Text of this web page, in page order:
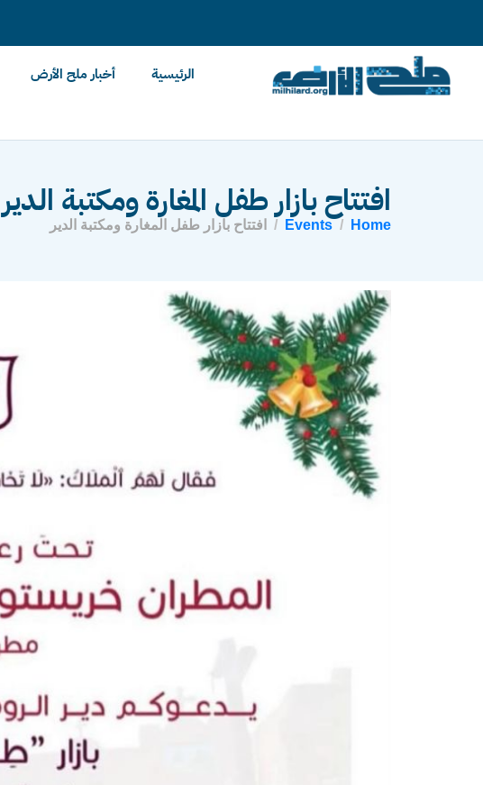
الرئيسية أخبار ملح الأرض
افتتاح بازار طفل المغارة ومكتبة الدير
Home
Events افتتاح بازار طفل المغارة ومكتبة الدير